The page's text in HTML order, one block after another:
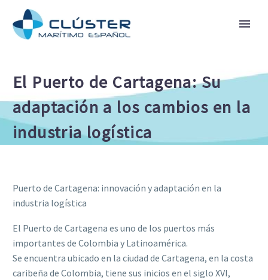
El Puerto de Cartagena: Su
adaptación a los cambios en la
industria logística
Puerto de Cartagena: innovación y adaptación en la
industria logística
El Puerto de Cartagena es uno de los puertos más
importantes de Colombia y Latinoamérica.
Se encuentra ubicado en la ciudad de Cartagena, en la costa
caribeña de Colombia, tiene sus inicios en el siglo XVI,